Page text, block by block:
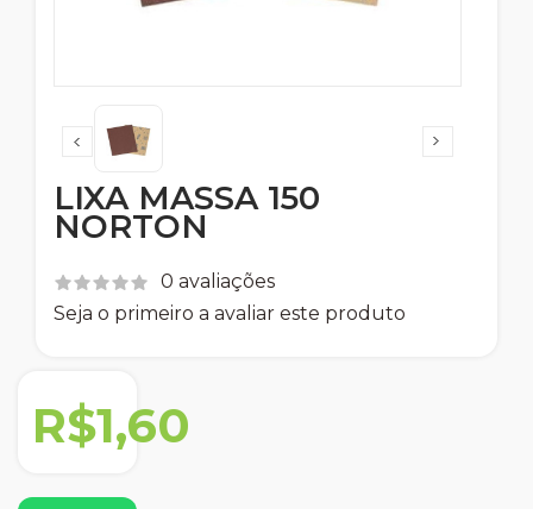
LIXA MASSA 150
NORTON
0 avaliações
Seja o primeiro a avaliar este produto
R$1,60